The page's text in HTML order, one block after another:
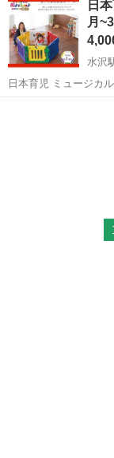
備！作業着無償貸与◎食
場のお仕事 ◇半導体
日本育児 ミュージ
月
水沢
日本育児 ミュージカ
ネル付のベビーサークルです。 使用に伴う擦れ